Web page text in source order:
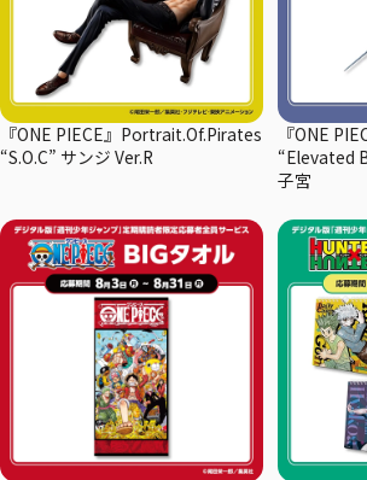
『ONE PIECE』Portrait.Of.Pirates
“S.O.C” サンジ Ver.R
『ONE
“Elevated
子宮